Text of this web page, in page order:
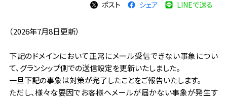
ポスト シェア LINEで送る
（2026年7月8日更新）
下記のドメインにおいて正常にメール受信できない事象につい
て、グランシップ側での送信設定を更新いたしました。
一旦下記の事象は対策が完了したことをご報告いたします。
ただし、様々な要因でお客様へメールが届かない事象が発生す